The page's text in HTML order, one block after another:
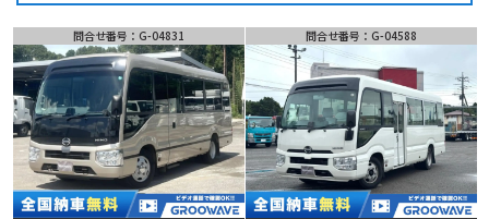
問合せ番号：G-04831 問合せ番号：G-04588